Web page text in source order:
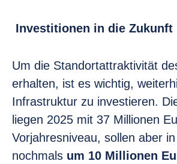
Investitionen in die Zukunft
Um die Standortattraktivität
erhalten, ist es wichtig,
Infrastruktur zu investieren.
liegen 2025 mit 37 Millionen
Vorjahresniveau, sollen aber
nochmals um 10 Millionen